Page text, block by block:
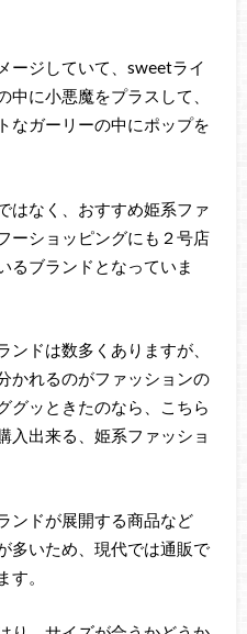
ージしていて、sweetライ
に小悪魔をプラスして、
なガーリーの中にポップを
はなく、おすすめ姫系ファ
ーショッピングにも２号店
るブランドとなっていま
ドは数多くありますが、
かれるのがファッションの
グッときたのなら、こちら
入出来る、姫系ファッショ
ンドが展開する商品など
多いため、現代では通販で
。